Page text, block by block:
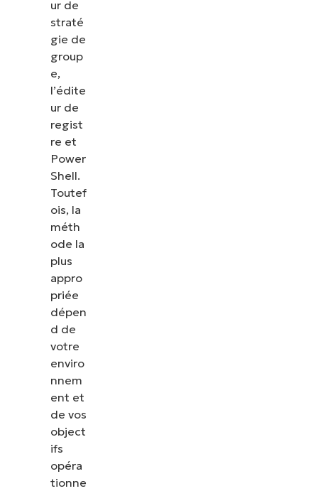
ur de
straté
gie de
group
e,
l’édite
ur de
regist
re et
Power
Shell.
Toutef
ois, la
méth
ode la
plus
appro
priée
dépen
d de
votre
enviro
nnem
ent et
de vos
object
ifs
opéra
tionne
les correctifs, le MDM, la gestion des tickets et